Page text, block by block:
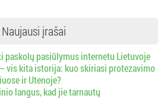
Naujausi įrašai
paskolų pasiūlymus internetu Lietuvoje
vis kita istorija: kuo skiriasi protezavimo
ir Utenoje?
langus, kad jie tarnautų